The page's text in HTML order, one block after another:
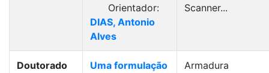
Orientador:
DIAS, Antonio
Alves
Scanner...
Doutorado
Uma formulação
Armadura